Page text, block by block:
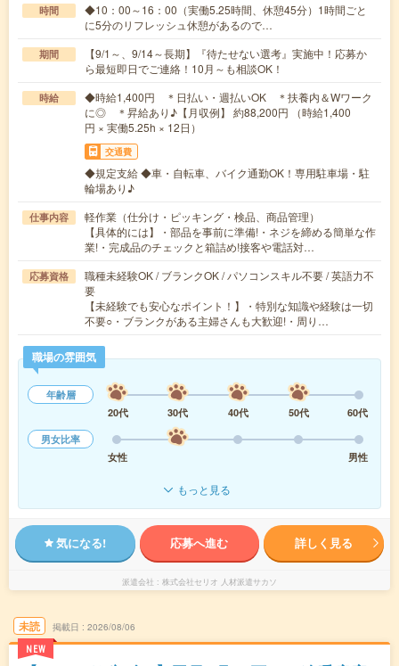
時間
◆10：00～16：00（実働5.25時間、休憩45分）1時間ごと
に5分のリフレッシュ休憩があるので…
期間
【9/1～、9/14～長期】『待たせない選考』実施中！応募か
ら最短即日でご連絡！10月～も相談OK！
時給
◆時給1,400円 ＊日払い・週払いOK ＊扶養内＆Wワーク
に◎ ＊昇給あり♪【月収例】 約88,200円 （時給1,400
円 × 実働5.25h × 12日）
交通費
◆規定支給 ◆車・自転車、バイク通勤OK！専用駐車場・駐
輪場あり♪
仕事内容
軽作業（仕分け・ピッキング・検品、商品管理）
【具体的には】・部品を事前に準備!・ネジを締める簡単な作
業!・完成品のチェックと箱詰め!接客や電話対…
応募資格
職種未経験OK / ブランクOK / パソコンスキル不要 / 英語力不
要
【未経験でも安心なポイント！】・特別な知識や経験は一切
不要○・ブランクがある主婦さんも大歓迎!・周り…
職場の雰囲気
年齢層
20代
30代 40代 50代
60代
男女比率
女性
男性
もっと見る
気になる! 応募へ進む 詳しく見る
派遣会社 株式会社セリオ 人材派遣サカソ
未読
NEW
掲載日 2026/08/06